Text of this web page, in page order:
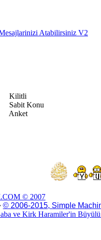
Atabilirsiniz V2
Kilitli
Sabit Konu
Anket
© 2007
© 2006-2015, Simple
ve Kirk Haramiler'in